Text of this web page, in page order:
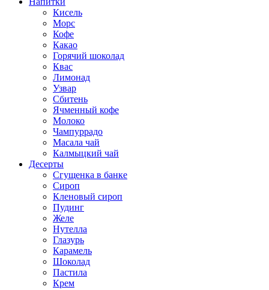
Кисель
Морс
Кофе
Какао
Горячий шоколад
Квас
Лимонад
Узвар
Сбитень
Ячменный кофе
Молоко
Чампуррадо
Масала чай
Калмыцкий чай
Десерты
Сгущенка в банке
Сироп
Кленовый сироп
Пудинг
Желе
Нутелла
Глазурь
Карамель
Шоколад
Пастила
Крем